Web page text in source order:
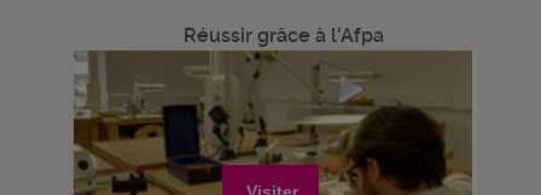
Réussir grâce à l'Afpa